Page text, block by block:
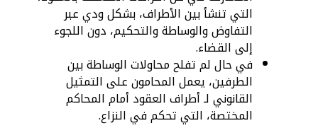
التي تنشأ بين الأطراف، بشكل ودي عبر
التفاوض والوساطة والتحكيم، دون اللجوء
إلى القضاء.
في حال لم تفلح محاولات الوساطة بين
الطرفين، يعمل المحامون على التمثيل
القانوني لـ أطراف العقود أمام المحاكم
المختصة، التي تحكم في النزاع.